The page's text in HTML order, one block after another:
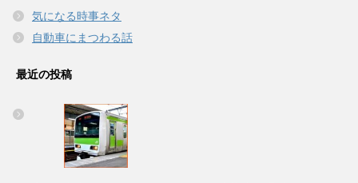
気になる時事ネタ
自動車にまつわる話
最近の投稿